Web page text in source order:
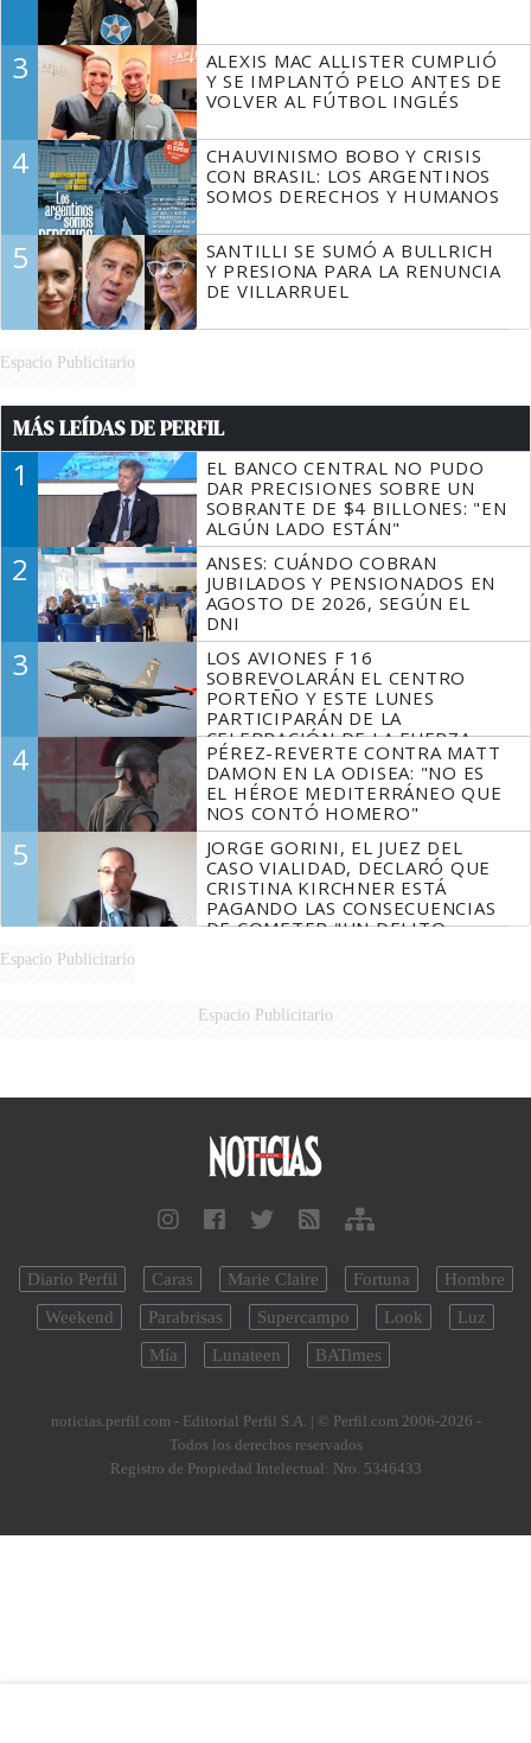
3
ALEXIS MAC ALLISTER CUMPLIÓ
Y SE IMPLANTÓ PELO ANTES DE
VOLVER AL FÚTBOL INGLÉS
4
CHAUVINISMO BOBO Y CRISIS
CON BRASIL: LOS ARGENTINOS
SOMOS DERECHOS Y HUMANOS
5
SANTILLI SE SUMÓ A BULLRICH
Y PRESIONA PARA LA RENUNCIA
DE VILLARRUEL
Espacio Publicitario
MÁS LEÍDAS DE PERFIL
1
EL BANCO CENTRAL NO PUDO
DAR PRECISIONES SOBRE UN
SOBRANTE DE $4 BILLONES: "EN
ALGÚN LADO ESTÁN"
2
ANSES: CUÁNDO COBRAN
JUBILADOS Y PENSIONADOS EN
AGOSTO DE 2026, SEGÚN EL
DNI
3
LOS AVIONES F 16
SOBREVOLARÁN EL CENTRO
PORTEÑO Y ESTE LUNES
PARTICIPARÁN DE LA
CELEBRACIÓN DE LA FUERZA
AÉREA
4
PÉREZ-REVERTE CONTRA MATT
DAMON EN LA ODISEA: "NO ES
EL HÉROE MEDITERRÁNEO QUE
NOS CONTÓ HOMERO"
5
JORGE GORINI, EL JUEZ DEL
CASO VIALIDAD, DECLARÓ QUE
CRISTINA KIRCHNER ESTÁ
PAGANDO LAS CONSECUENCIAS
DE COMETER "UN DELITO
Espacio Publicitario
Espacio Publicitario
Diario Perfil Caras Marie Claire Fortuna
Hombre
Weekend
Parabrisas Supercampo Look
Luz
Mía
Lunateen BATimes
noticias.perfil.com - Editorial Perfil S.A. | © Perfil.com 2006-2026 -
Todos los derechos reservados
Registro de Propiedad Intelectual: Nro. 5346433